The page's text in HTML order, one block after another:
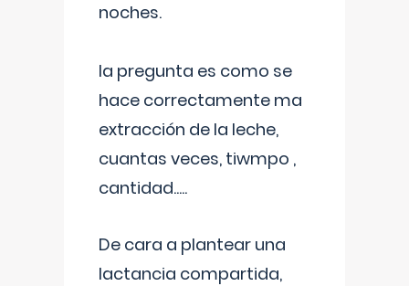
noches.
la pregunta es como se
hace correctamente ma
extracción de la leche,
cuantas veces, tiwmpo ,
cantidad.....
De cara a plantear una
lactancia compartida,